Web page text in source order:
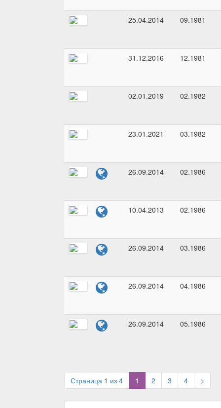
25.04.2014 09.1981
31.12.2016 12.1981
02.01.2019 02.1982
23.01.2021 03.1982
26.09.2014 02.1986
10.04.2013 02.1986
26.09.2014 03.1986
26.09.2014 04.1986
26.09.2014 05.1986
Страница 1 из 4 1 (current)
2 3 4 >